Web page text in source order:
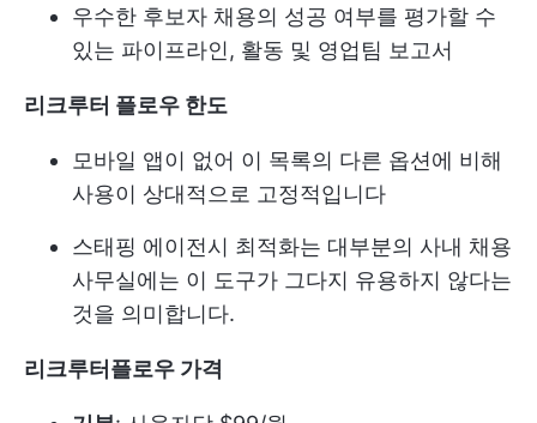
우수한 후보자 채용의 성공 여부를 평가할 수
있는 파이프라인, 활동 및 영업팀 보고서
리크루터 플로우 한도
모바일 앱이 없어 이 목록의 다른 옵션에 비해
사용이 상대적으로 고정적입니다
스태핑 에이전시 최적화는 대부분의 사내 채용
사무실에는 이 도구가 그다지 유용하지 않다는
것을 의미합니다.
리크루터플로우 가격